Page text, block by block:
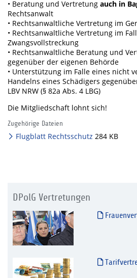
• Beratung und Vertretung auch in
Rechtsanwalt
• Rechtsanwaltliche Vertretung im
• Rechtsanwaltliche Vertretung im
Zwangsvollstreckung
• Rechtsanwaltliche Beratung und
gegenüber der eigenen Behörde
• Unterstützung im Falle eines nicht
Handelns eines Schädigers
LBV NRW (§ 82a Abs. 4 LBG)
Die Mitgliedschaft lohnt sich!
Zugehörige Dateien
Flugblatt Rechtsschutz 284 KB
DPolG Vertretungen